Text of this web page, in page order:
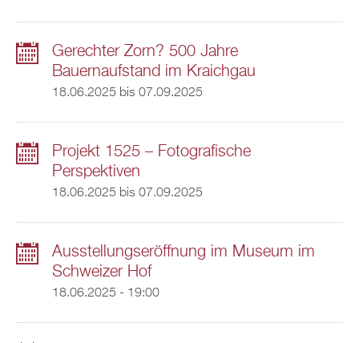
Gerechter Zorn? 500 Jahre
Bauernaufstand im Kraichgau
18.06.2025 bis 07.09.2025
Projekt 1525 – Fotografische
Perspektiven
18.06.2025 bis 07.09.2025
Ausstellungseröffnung im Museum im
Schweizer Hof
18.06.2025 - 19:00